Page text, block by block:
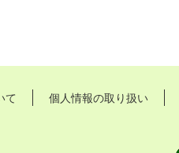
て 個人情報の取り扱い